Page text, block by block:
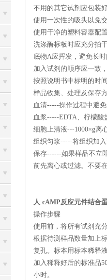
不用的其它试剂应包装
使用一次性的吸头以免
使用干净的塑料容器配
洗涤酶标板时应充分拍
底物A应挥发，避免长
加入试剂的顺序应一致
按照说明书中标明的时
样品收集、处理及保存
血清-----操作过程中避
血浆-----EDTA、柠檬酸
细胞上清液---1000×g离
组织匀浆-----将组织加
保存------如果样品不立
前先离心或过滤。不要
人 cAMP反应元件结合
操作步骤
使用前，将所有试剂充
根据待测样品数量加上
复孔。标本用标本稀释
加入稀释好后的标准品
小时。